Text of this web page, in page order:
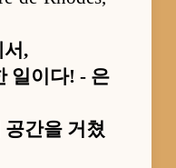
서,
일이다! - 은
간을 거쳤